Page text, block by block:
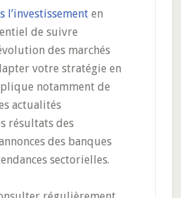
l’investissementen
de suivre
des marchés
votre stratégie en
notamment de
actualités
résultats des
des banques
sectorielles.